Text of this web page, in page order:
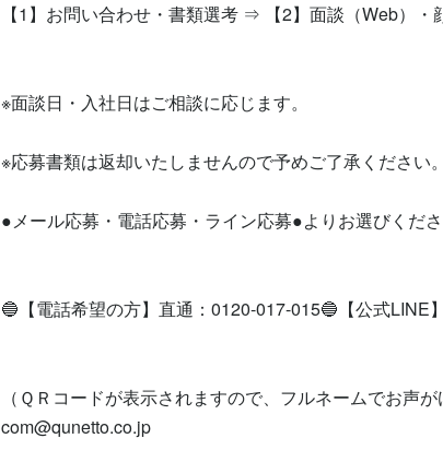
【1】お問い合わせ・書類選考 ⇒ 【2】面談（Web）
※面談日・入社日はご相談に応じます。
※応募書類は返却いたしませんので予めご了承ください
●メール応募・電話応募・ライン応募●よりお選びくだ
🔵【電話希望の方】直通：0120-017-015🔵【公式LINE
（ＱＲコードが表示されますので、フルネームでお声
com@qunetto.co.jp